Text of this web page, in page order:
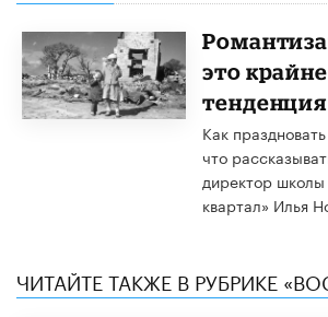
это
тенденция
Как
что
директор
квартал» Илья
ЧИТАЙТЕ ТАКЖЕ В РУБРИКЕ